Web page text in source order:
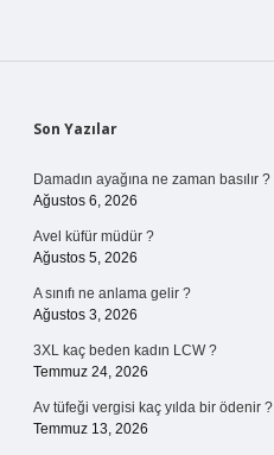
Sidebar
Son Yazılar
Damadın ayağına ne zaman basılır ?
Ağustos 6, 2026
Avel küfür müdür ?
Ağustos 5, 2026
A sınıfı ne anlama gelir ?
Ağustos 3, 2026
3XL kaç beden kadın LCW ?
Temmuz 24, 2026
Av tüfeği vergisi kaç yılda bir ödenir ?
Temmuz 13, 2026